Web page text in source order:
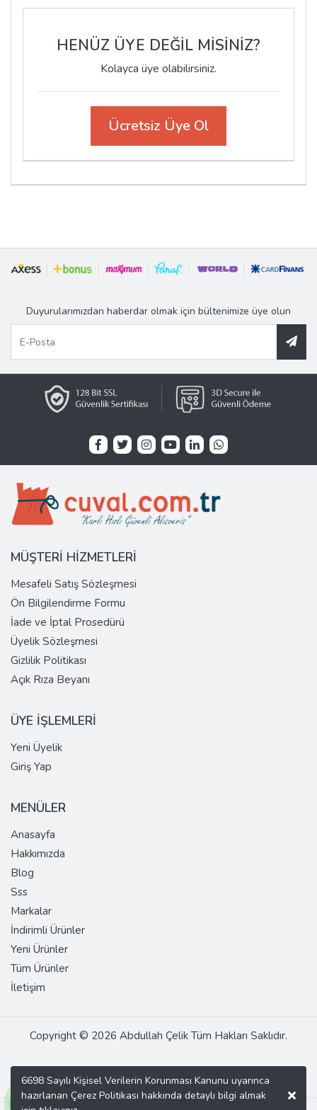
HENÜZ ÜYE DEĞİL MİSİNİZ?
Kolayca üye olabilirsiniz.
Ücretsiz Üye Ol
Duyurularımızdan haberdar olmak için bültenimize üye olun
MÜŞTERİ HİZMETLERİ
Mesafeli Satış Sözleşmesi
Ön Bilgilendirme Formu
İade ve İptal Prosedürü
Üyelik Sözleşmesi
Gizlilik Politikası
Açık Rıza Beyanı
ÜYE İŞLEMLERİ
Yeni Üyelik
Giriş Yap
MENÜLER
Anasayfa
Hakkımızda
Blog
Sss
Markalar
İndirimli Ürünler
Yeni Ürünler
Tüm Ürünler
İletişim
Copyright © 2026 Abdullah Çelik Tüm Hakları Saklıdır.
6698 Sayılı Kişisel Verilerin Korunması Kanunu uyarınca
hazırlanan Çerez Politikası hakkında detaylı bilgi almak